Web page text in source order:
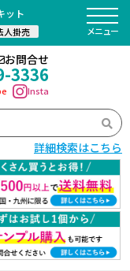
ット
人掛売
詳細検索はこちら
お問合せ
3336
Insta